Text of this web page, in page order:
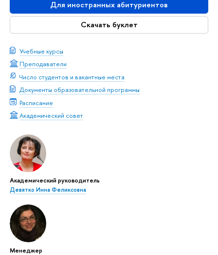
Для иностранных абитуриентов
Скачать буклет
Учебные курсы
Преподаватели
Число студентов и вакантные места
Документы образовательной программы
Расписание
Академический совет
Академический руководитель
Девятко Инна Феликсовна
Менеджер